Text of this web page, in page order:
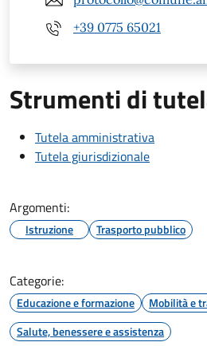
+39 0775 65021
Strumenti di
Tutela amministrativa
Tutela giurisdizionale
Argomenti:
Istruzione Trasporto pubblico
Categorie:
Educazione e formazione
Mobilità e
Salute, benessere e assistenza